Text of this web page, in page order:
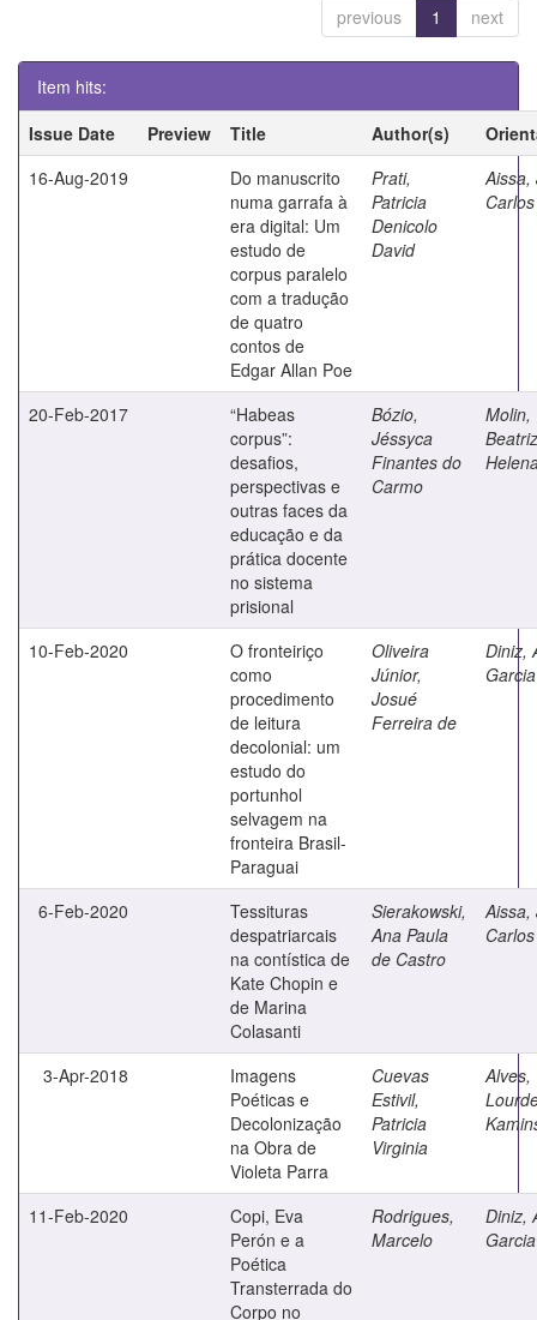
previous 1 next
Item hits:
Issue Date
Preview Title Author(s)
16-Aug-2019
Do manuscrito
numa garrafa à
era digital: Um
estudo de
corpus paralelo
com a tradução
de quatro
contos de
Edgar Allan Poe
Prati,
Patricia
Denicolo
David
Aissa,
Carlos
20-Feb-2017
“Habeas
corpus”:
desafios,
perspectivas e
outras faces da
educação e da
prática docente
no sistema
prisional
Bózio,
Jéssyca
Finantes do
Carmo
Molin,
Beatriz
10-Feb-2020
O fronteiriço
como
procedimento
de leitura
decolonial: um
estudo do
portunhol
selvagem na
fronteira Brasil-
Paraguai
Oliveira
Júnior,
Josué
Ferreira de
Diniz,
Garcia
6-Feb-2020
Tessituras
despatriarcais
na contística de
Kate Chopin e
de Marina
Colasanti
Sierakowski,
Ana Paula
de Castro
Aissa,
Carlos
3-Apr-2018
Imagens
Poéticas e
Decolonização
na Obra de
Violeta Parra
Cuevas
Estivil,
Patricia
Virginia
Alves,
11-Feb-2020
Copi, Eva
Perón e a
Poética
Transterrada do
Corpo no
Rodrigues,
Marcelo
Diniz,
Garcia